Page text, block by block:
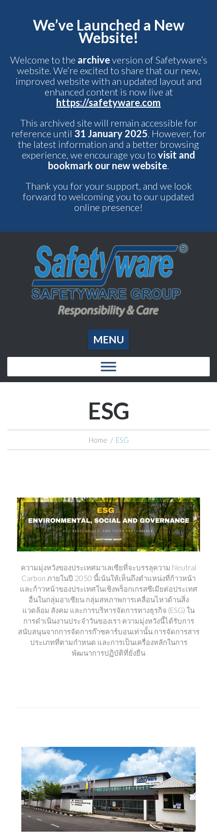
We’ve Launched a New
Website!
Welcome to the archiveversion of Safetyware’s
website. We’re excited to share that our new,
improved website with an updated layout and
enhanced content is now live at
https://safetyware.com
This archived site will remain accessible for
reference until 31 January 2025. However, for
the latest information and a better browsing
experience, we encourage you to visit and
bookmark our new website.
Thank you for your support, and we look
forward to welcoming you to our updated
online presence!
MENU
ESG
Home / ESG
ความมุ่งหวังของประเทศมาเลเซียที่จะบรรลุความ Neutral
Carbon ภายในปี 2050 นี้เน้นให้เห็นถึงตำแหน่งที่ก้าวหน้า
และก้าวหน้าของประเทศในเชิงพร็อกเกรสซีเมียต่อประเทศ
อื่นในกลุ่มอาเซียน กลุ่มสหภาพการเคลื่อนไหวด้านสิ่ง
แวดล้อม สังคม และการบริหารจัดการทางธุรกิจ (ESG) ใน
การดำเนินงานประจำวันของเรา ความมุ่งหวังนี้ได้รับการ
สนับสนุนจากการจัดการก๊าซคาร์บอนเท่านั้น การจัดการสาร
ประเภทที่ตามกำหนด และการเป็นเครื่องหลักในการ
พัฒนาการปฏิบัติที่ยั่งยืน